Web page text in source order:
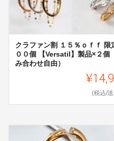
クラファン割 １５％ｏｆｆ 限
００個 【Versatil】製品×２個
み合わせ自由）
(税込/